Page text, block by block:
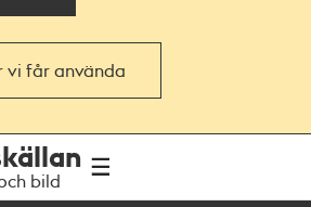
vi får använda
bild